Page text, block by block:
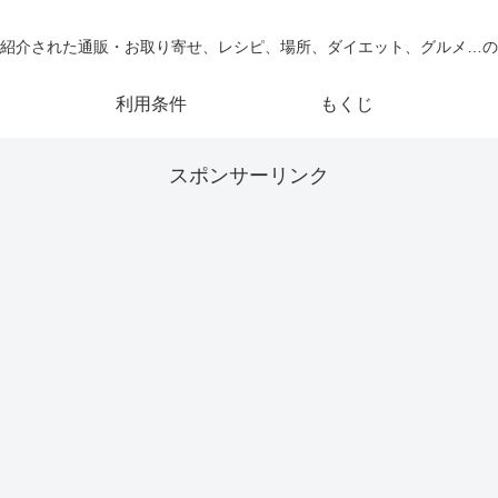
介された通販・お取り寄せ、レシピ、場所、ダイエット、グルメ…
利用条件 もくじ
スポンサーリンク